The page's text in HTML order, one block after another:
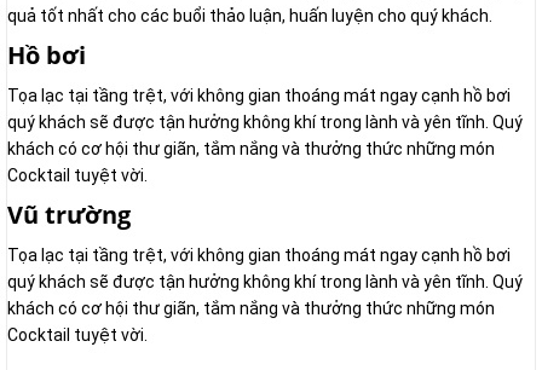
quả tốt nhất cho các buổi thảo luận, huấn luyện cho quý khách.
Hồ bơi
Tọa lạc tại tầng trệt, với không gian thoáng mát ngay cạnh hồ bơi
quý khách sẽ được tận hưởng không khí trong lành và yên tĩnh. Quý
khách có cơ hội thư giãn, tắm nắng và thưởng thức những món
Cocktail tuyệt vời.
Vũ trường
Tọa lạc tại tầng trệt, với không gian thoáng mát ngay cạnh hồ bơi
quý khách sẽ được tận hưởng không khí trong lành và yên tĩnh. Quý
khách có cơ hội thư giãn, tắm nắng và thưởng thức những món
Cocktail tuyệt vời.